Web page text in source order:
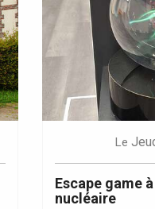
Le
Escape game
nucléaire